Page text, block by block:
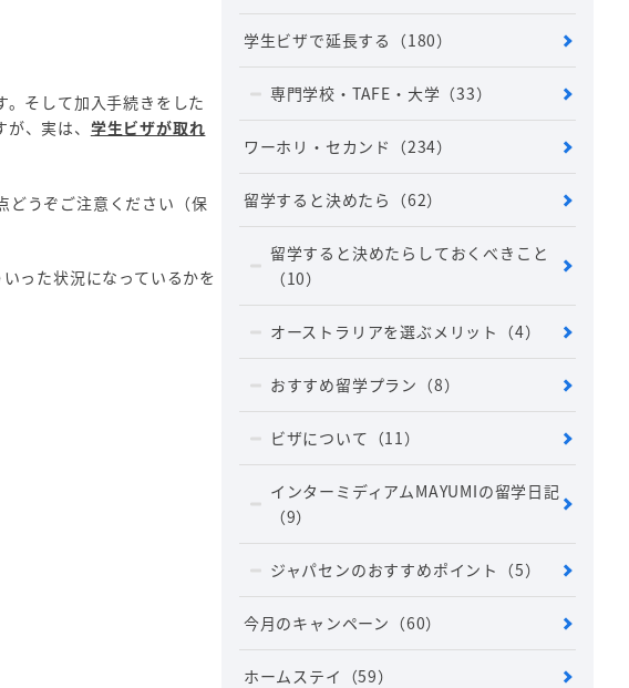
。そして加入手続きをした
、実は、 学生ビザが取れ
どうぞご注意ください（保
った状況になっているかを
学生ビザで延長する （180）
専門学校・TAFE・大学 （33）
ワーホリ・セカンド （234）
留学すると決めたら （62）
留学すると決めたらしておくべきこと
（10）
オーストラリアを選ぶメリット （4）
おすすめ留学プラン （8）
ビザについて （11）
インターミディアムMAYUMIの留学日記
（9）
ジャパセンのおすすめポイント （5）
今月のキャンペーン （60）
ホームステイ （59）